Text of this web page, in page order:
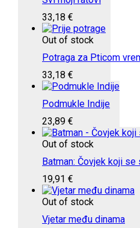
33,18 €
Out of stock
Potraga za Pticom
33,18 €
Podmukle Indije
23,89 €
Out of stock
Batman: Čovjek koji se
19,91 €
Out of stock
Vjetar među dinama